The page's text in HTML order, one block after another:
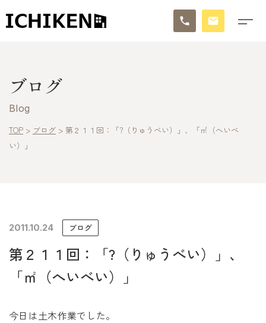
ブログ
施工事例
未来に住み継ぐ平屋
ブログ
Blog
TOP > ブログ > 第２１１回：「?（りゅうべい）」、「㎡（へいべ
い）」
2011.10.24 ブログ
第２１１回：「?（りゅうべい）」、
「㎡（へいべい）」
今日は土木作業でした。